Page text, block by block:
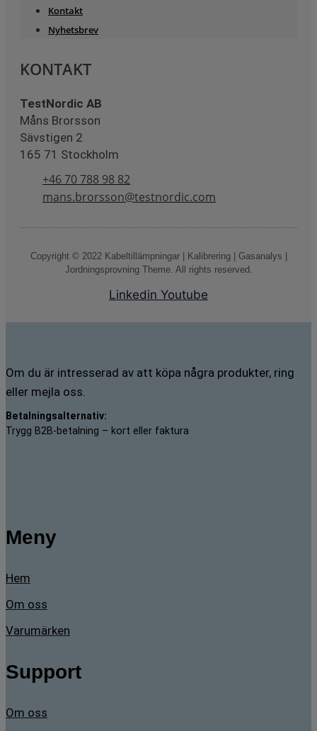
Kontakt
Nyhetsbrev
KONTAKT
TestNordic AB
Måns Brorsson
Sävstigen 2
165 71 Stockholm
+46 70 788 98 82
mans.brorsson@testnordic.com
Copyright © 2022 Kabeltillämpningar | Kalibrering | Gasanalys |
Jordningsprovning Theme. All rights reserved.
Linkedin Youtube
Om du är intresserad av att köpa några produkter, ring
eller mejla oss.
Betalningsalternativ:
Trygg B2B-betalning – kort eller faktura
Meny
Hem
Om oss
Varumärken
Support
Om oss